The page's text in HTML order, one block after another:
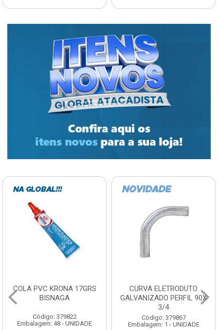
COLA PVC KRONA 17GRS
BISNAGA
Código: 379822
Embalagem: 48 - UNIDADE
CURVA ELETRODUTO
GALVANIZADO PERFIL 90X
3/4
Código: 379867
Embalagem: 1 - UNIDADE